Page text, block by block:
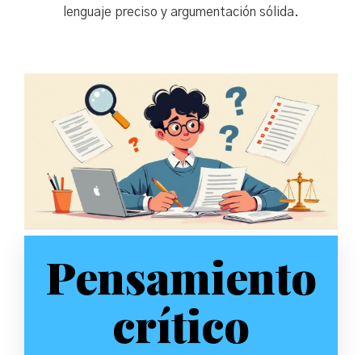
lenguaje preciso y argumentación sólida.
Pensamiento
crítico